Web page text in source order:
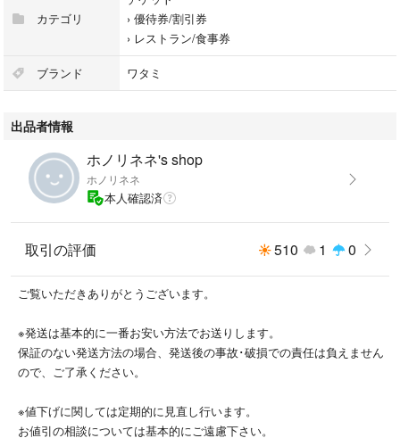
カテゴリ
› 優待券/割引券
› レストラン/食事券
ブランド ワタミ
出品者情報
ホノリネネ's shop
ホノリネネ
本人確認済
取引の評価 510 1 0
ご覧いただきありがとうございます。
※発送は基本的に一番お安い方法でお送りします。
保証のない発送方法の場合、発送後の事故･破損での責任は負えません
ので、ご了承ください。
※値下げに関しては定期的に見直し行います。
お値引の相談については基本的にご遠慮下さい。